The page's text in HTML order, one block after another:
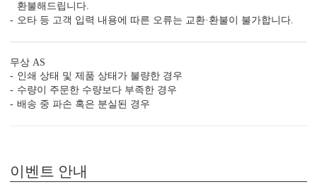
환불해드립니다.
오타 등 고객 입력 내용에 따른 오류는 교환·환불이 불가합니다.
무상 AS
인쇄 상태 및 제품 상태가 불량한 경우
수량이 주문한 수량보다 부족한 경우
배송 중 파손 혹은 분실된 경우
이벤트 안내